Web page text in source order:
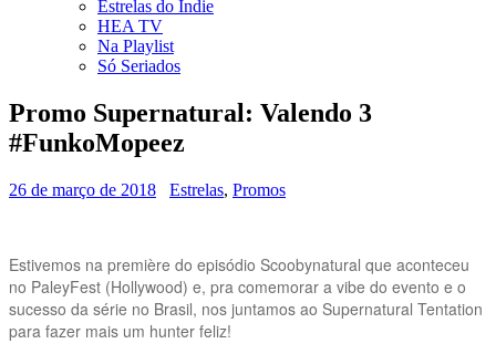
Estrelas do Indie
HEA TV
Na Playlist
Só Seriados
Promo Supernatural: Valendo 3
#FunkoMopeez
26 de março de 2018 Estrelas, Promos
Estivemos na première do episódio Scoobynatural que aconteceu
no PaleyFest (Hollywood) e, pra comemorar a vibe do evento e o
sucesso da série no Brasil, nos juntamos ao Supernatural Tentation
para fazer mais um hunter feliz!